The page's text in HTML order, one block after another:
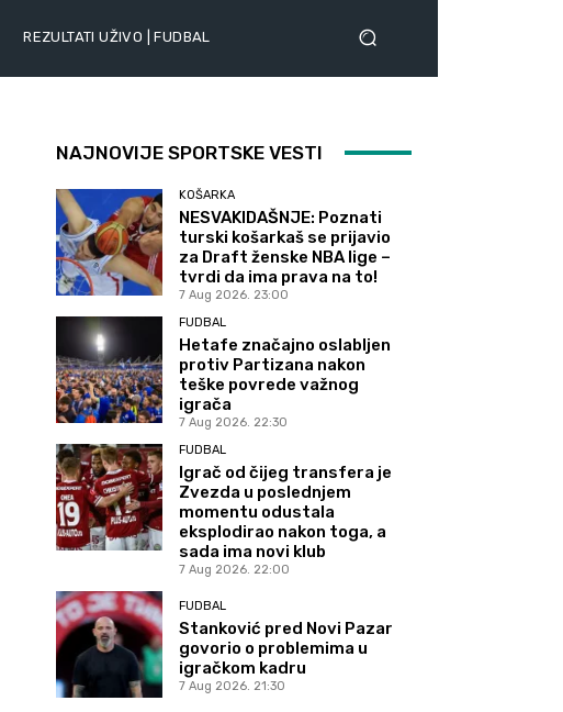
REZULTATI UŽIVO | FUDBAL
NAJNOVIJE SPORTSKE VESTI
KOŠARKA
NESVAKIDAŠNJE: Poznati
turski košarkaš se prijavio
za Draft ženske NBA lige –
tvrdi da ima prava na to!
7 Aug 2026. 23:00
FUDBAL
Hetafe značajno oslabljen
protiv Partizana nakon
teške povrede važnog
igrača
7 Aug 2026. 22:30
FUDBAL
Igrač od čijeg transfera je
Zvezda u poslednjem
momentu odustala
eksplodirao nakon toga, a
sada ima novi klub
7 Aug 2026. 22:00
FUDBAL
Stanković pred Novi Pazar
govorio o problemima u
igračkom kadru
7 Aug 2026. 21:30